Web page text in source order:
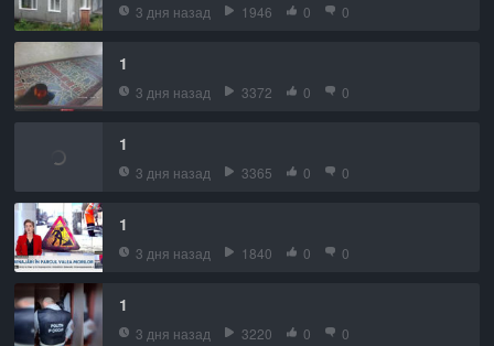
3 дня назад 1946 0 0
1
3 дня назад 3372 0 0
1
3 дня назад 3365 0 0
1
3 дня назад 1840 0 0
1
3 дня назад 3220 0 0